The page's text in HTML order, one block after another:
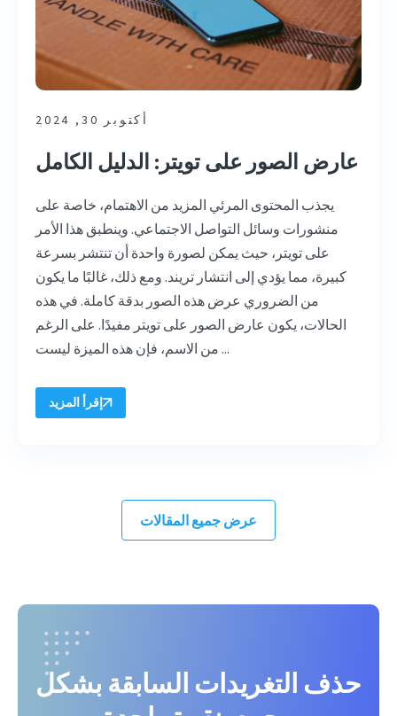
أكتوبر 30, 2024
عارض الصور على تويتر: الدليل الكامل
يجذب المحتوى المرئي المزيد من الاهتمام، خاصة على
منشورات وسائل التواصل الاجتماعي. وينطبق هذا الأمر
على تويتر، حيث يمكن لصورة واحدة أن تنتشر بسرعة
كبيرة، مما يؤدي إلى انتشار تريند. ومع ذلك، غالبًا ما يكون
من الضروري عرض هذه الصور بدقة كاملة. في هذه
الحالات، يكون عارض الصور على تويتر مفيدًا. على الرغم
من الاسم، فإن هذه الميزة ليست ...
إقرأ المزيد
عرض جميع المقالات
حذف التغريدات السابقة بشكل